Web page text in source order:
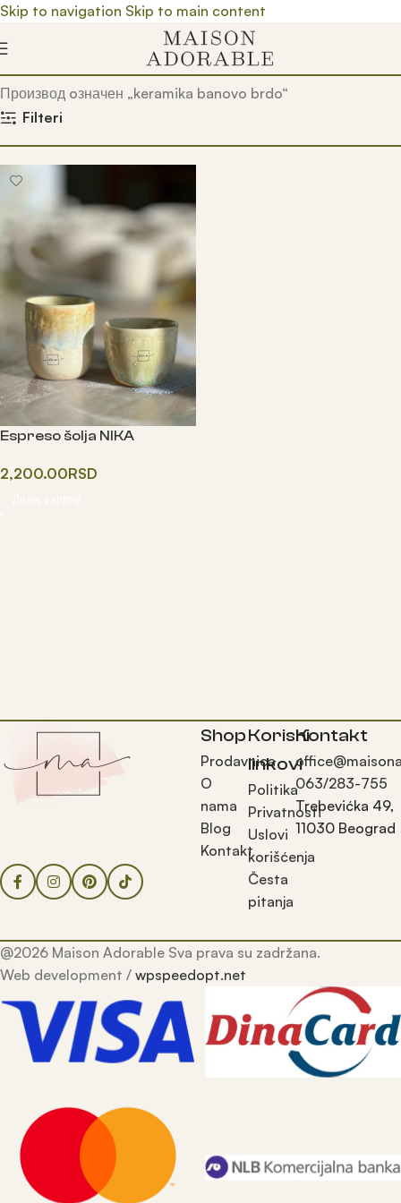
Skip to navigation Skip to main content
Почетна/ Prodavnica/
Производ oзначен „keramika banovo brdo“
Filteri
Espreso šolja NIKA
2,200.00RSD
Shop
Prodavnica
O
nama
Blog
Kontakt
Korisni
linkovi
Politika
Privatnosti
Uslovi
korišćenja
Česta
pitanja
Kontakt
063/283-755
Trebevićka 49,
11030 Beograd
@2026 Maison Adorable Sva prava su zadržana.
Web development / wpspeedopt.net